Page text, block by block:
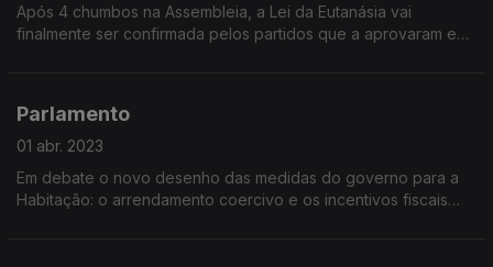
Após 4 chumbos na Assembleia, a Lei da Eutanásia vai
finalmente ser confirmada pelos partidos que a aprovaram e
Parlamento
01 abr. 2023
Em debate o novo desenho das medidas do governo para a
Habitação: o arrendamento coercivo e os incentivos fiscais